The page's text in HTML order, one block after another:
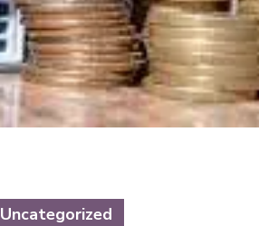
Uncategorized